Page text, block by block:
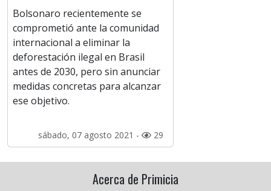
Bolsonaro recientemente se
comprometió ante la comunidad
internacional a eliminar la
deforestación ilegal en Brasil
antes de 2030, pero sin anunciar
medidas concretas para alcanzar
ese objetivo.
sábado, 07 agosto 2021 - 29
Acerca de Primicia